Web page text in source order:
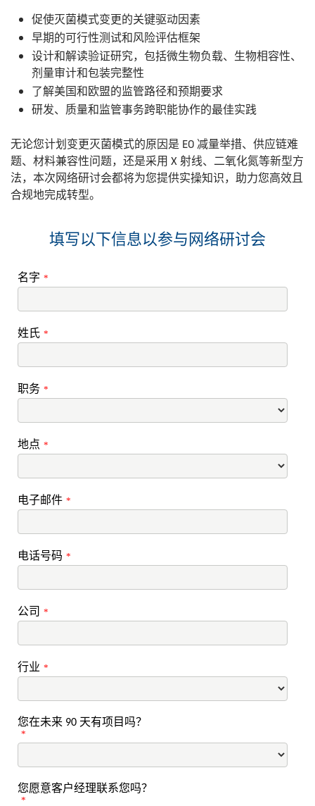
促使灭菌模式变更的关键驱动因素
早期的可行性测试和风险评估框架
设计和解读验证研究，包括微生物负载、生物相容性、
剂量审计和包装完整性
了解美国和欧盟的监管路径和预期要求
研发、质量和监管事务跨职能协作的最佳实践
无论您计划变更灭菌模式的原因是 EO 减量举措、供应链难
题、材料兼容性问题，还是采用 X 射线、二氧化氮等新型方
法，本次网络研讨会都将为您提供实操知识，助力您高效且
合规地完成转型。
填写以下信息以参与网络研讨会
名字 *
姓氏 *
职务 *
地点 *
电子邮件 *
电话号码 *
公司 *
行业 *
您在未来 90 天有项目吗？
*
您愿意客户经理联系您吗？
*